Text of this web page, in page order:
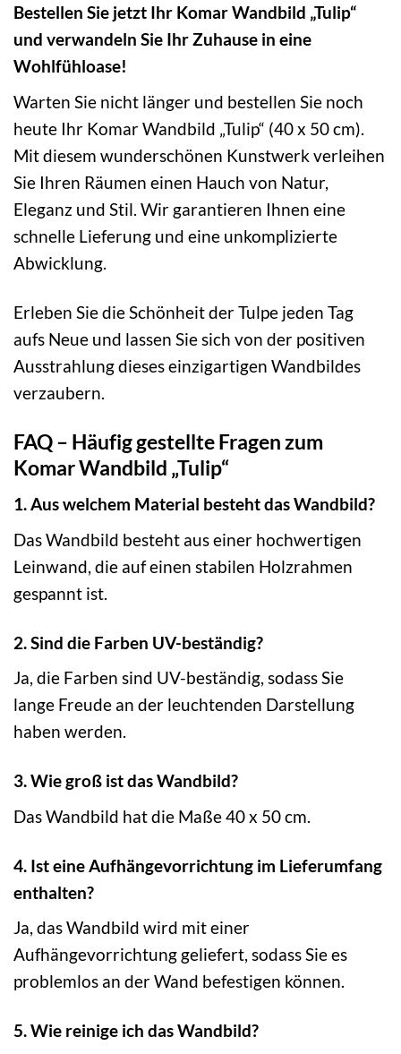
Bestellen Sie jetzt Ihr Komar Wandbild „Tulip“
und verwandeln Sie Ihr Zuhause in eine
Wohlfühloase!
Warten Sie nicht länger und bestellen Sie noch
heute Ihr Komar Wandbild „Tulip“ (40 x 50 cm).
Mit diesem wunderschönen Kunstwerk verleihen
Sie Ihren Räumen einen Hauch von Natur,
Eleganz und Stil. Wir garantieren Ihnen eine
schnelle Lieferung und eine unkomplizierte
Abwicklung.
Erleben Sie die Schönheit der Tulpe jeden Tag
aufs Neue und lassen Sie sich von der positiven
Ausstrahlung dieses einzigartigen Wandbildes
verzaubern.
FAQ – Häufig gestellte Fragen zum
Komar Wandbild „Tulip“
1. Aus welchem Material besteht das Wandbild?
Das Wandbild besteht aus einer hochwertigen
Leinwand, die auf einen stabilen Holzrahmen
gespannt ist.
2. Sind die Farben UV-beständig?
Ja, die Farben sind UV-beständig, sodass Sie
lange Freude an der leuchtenden Darstellung
haben werden.
3. Wie groß ist das Wandbild?
Das Wandbild hat die Maße 40 x 50 cm.
4. Ist eine Aufhängevorrichtung im Lieferumfang
enthalten?
Ja, das Wandbild wird mit einer
Aufhängevorrichtung geliefert, sodass Sie es
problemlos an der Wand befestigen können.
5. Wie reinige ich das Wandbild?